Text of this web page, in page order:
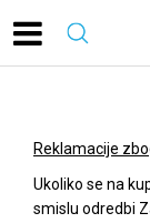
Reklamacije
Ukoliko se na
smislu odredbi